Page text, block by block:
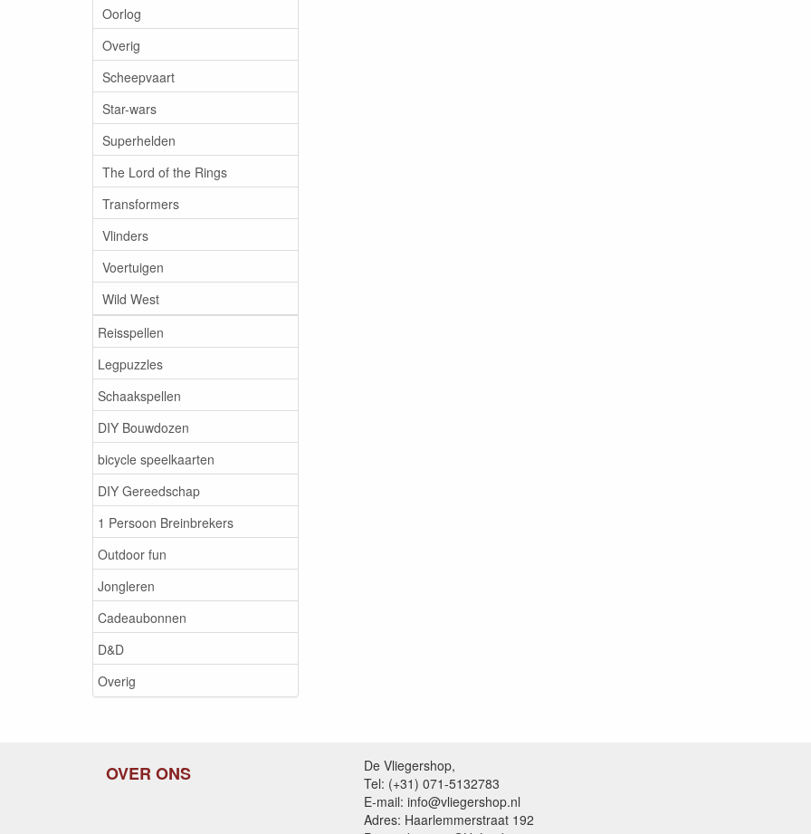
Oorlog
Overig
Scheepvaart
Star-wars
Superhelden
The Lord of the Rings
Transformers
Vlinders
Voertuigen
Wild West
Reisspellen
Legpuzzles
Schaakspellen
DIY Bouwdozen
bicycle speelkaarten
DIY Gereedschap
1 Persoon Breinbrekers
Outdoor fun
Jongleren
Cadeaubonnen
D&D
Overig
OVER ONS
De Vliegershop,
Tel: (+31) 071-5132783
E-mail: info@vliegershop.nl
Adres: Haarlemmerstraat 192